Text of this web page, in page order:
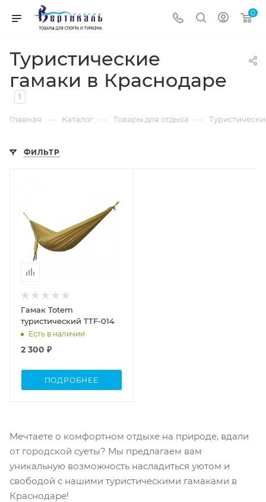
0
Туристические
гамаки в Краснодаре
1
Главная — Каталог — Товары для отдыха —
ФИЛЬТР
Гамак Totem
туристический TTF-014
Есть в наличии
2 300 ₽
ПОДРОБНЕЕ
Мечтаете о комфортном отдыхе на природе, вдали
от городской суеты? Мы предлагаем вам
уникальную возможность насладиться уютом и
свободой с нашими туристическими гамаками в
Краснодаре!